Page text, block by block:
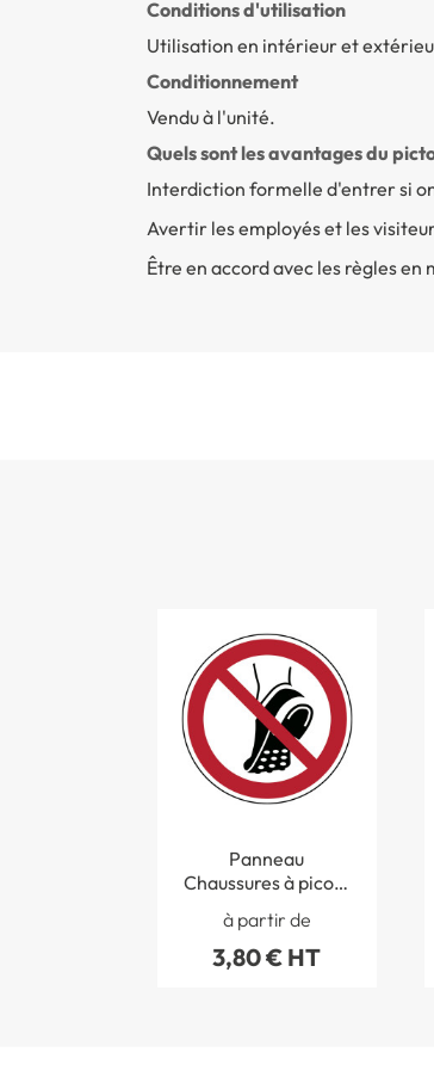
Conditions d'utilisation
Utilisation en intérieur et
Conditionnement
Vendu à l'unité.
Quels sont les avantages du
Interdiction formelle d'entrer si
Avertir les employés et les
Être en accord avec les règles en
Panneau
Chaussures à picots
métalliques
interdites ISO 7010
- P035
à partir de
3,80 € HT